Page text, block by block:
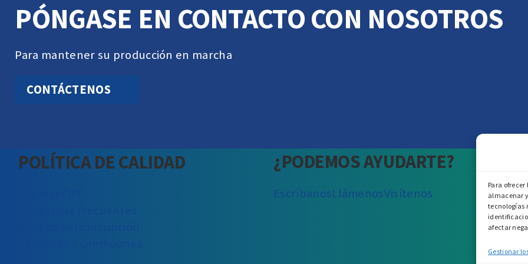
Para
almacenar
tecnologías
afectar
Gestionar
PÓNGASE EN CONTACTO CON NOSOTROS
Para mantener su producción en marcha
CONTÁCTENOS
POLÍTICA DE CALIDAD ¿PODEMOS AYUDARTE?
EscríbanosLlámenosVisítenos